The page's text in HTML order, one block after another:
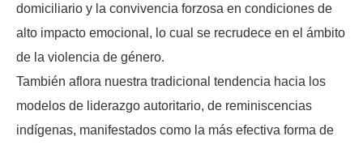
domiciliario y la convivencia forzosa en condiciones de
alto impacto emocional, lo cual se recrudece en el ámbito
de la violencia de género.
También aflora nuestra tradicional tendencia hacia los
modelos de liderazgo autoritario, de reminiscencias
indígenas, manifestados como la más efectiva forma de